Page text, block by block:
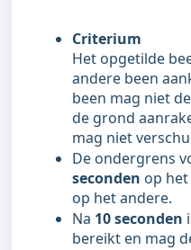
Criterium
Het opgetilde
andere been
been mag niet
de grond
mag niet
De ondergrens
seconden op
op het andere.
Na 10 seconden
bereikt en mag